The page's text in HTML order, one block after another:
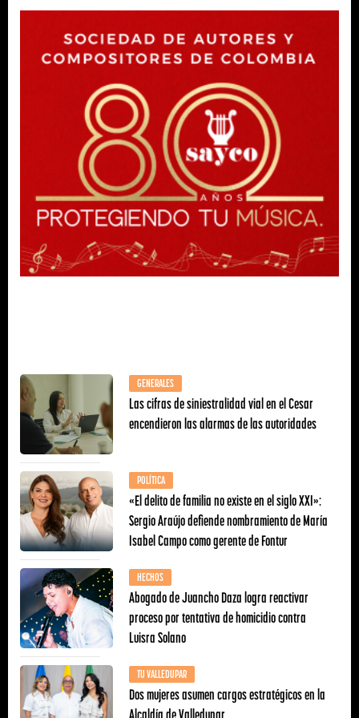
GENERALES
Las cifras de siniestralidad vial en el Cesar
encendieron las alarmas de las autoridades
POLÍTICA
«El delito de familia no existe en el siglo XXI»:
Sergio Araújo defiende nombramiento de María
Isabel Campo como gerente de Fontur
HECHOS
Abogado de Juancho Daza logra reactivar
proceso por tentativa de homicidio contra
Luisra Solano
TU VALLEDUPAR
Dos mujeres asumen cargos estratégicos en la
Alcaldía de Valledupar